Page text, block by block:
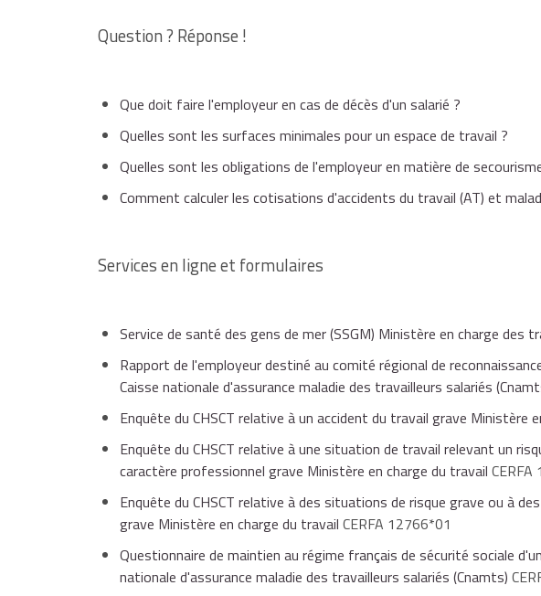
Question ? Réponse !
Que doit faire l'employeur en cas de décès d'un salarié ?
Quelles sont les surfaces minimales pour un espace de travail ?
Quelles sont les obligations de l'employeur en matière de
Comment calculer les cotisations d'accidents du travail (AT) et
Services en ligne et formulaires
Service de santé des gens de mer (SSGM) Ministère en charge des
Rapport de l'employeur destiné au comité régional de
Caisse nationale d'assurance maladie des travailleurs salariés
Enquête du CHSCT relative à un accident du travail grave Ministère
Enquête du CHSCT relative à une situation de travail relevant un
caractère professionnel grave Ministère en charge du travail
Enquête du CHSCT relative à des situations de risque grave ou à
grave Ministère en charge du travail CERFA 12766*01
Questionnaire de maintien au régime français de sécurité sociale
nationale d'assurance maladie des travailleurs salariés (Cnamts)